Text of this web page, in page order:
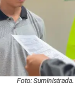
Foto: Suministrada.